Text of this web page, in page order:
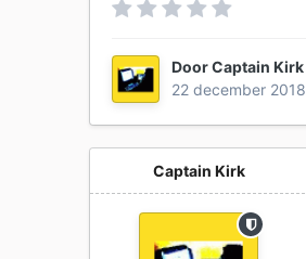
DoorCaptain Kirk
22 december 2018
Captain Kirk